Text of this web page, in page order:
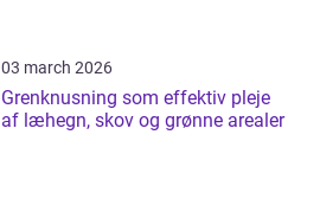
03 march 2026
Grenknusning som effektiv pleje
af læhegn, skov og grønne arealer